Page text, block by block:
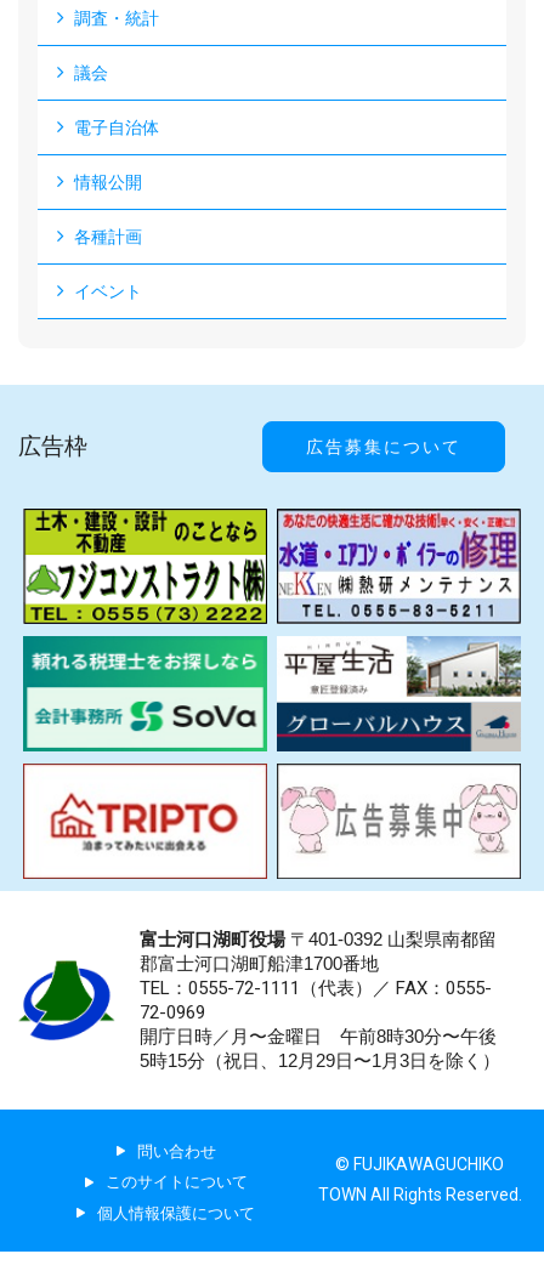
調査・統計
議会
電子自治体
情報公開
各種計画
イベント
広告枠 広告募集について
富士河口湖町役場〒401-0392 山梨県南都留
郡富士河口湖町船津1700番地
TEL：0555-72-1111 （代表）／ FAX：0555-
72-0969
開庁日時／月〜金曜日 午前8時30分〜午後
5時15分（祝日、12月29日〜1月3日を除く）
問い合わせ
このサイトについて
個人情報保護について
© FUJIKAWAGUCHIKO
TOWN All Rights Reserved.